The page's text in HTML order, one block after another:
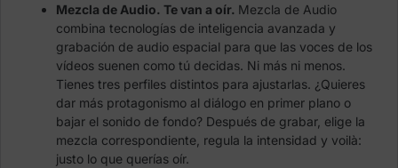
Mezcla de Audio. Te van a oír. Mezcla de Audio
combina tecnologías de inteligencia avanzada y
grabación de audio espacial para que las voces de los
vídeos suenen como tú decidas. Ni más ni menos.
Tienes tres perfiles distintos para ajustarlas. ¿Quieres
dar más protagonismo al diálogo en primer plano o
bajar el sonido de fondo? Después de grabar, elige la
mezcla correspondiente, regula la intensidad y voilà:
justo lo que querías oír.